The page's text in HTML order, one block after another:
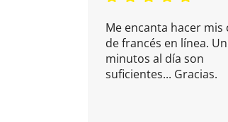
Me encanta hacer mis
de francés en línea.
minutos al día son
suficientes... Gracias.